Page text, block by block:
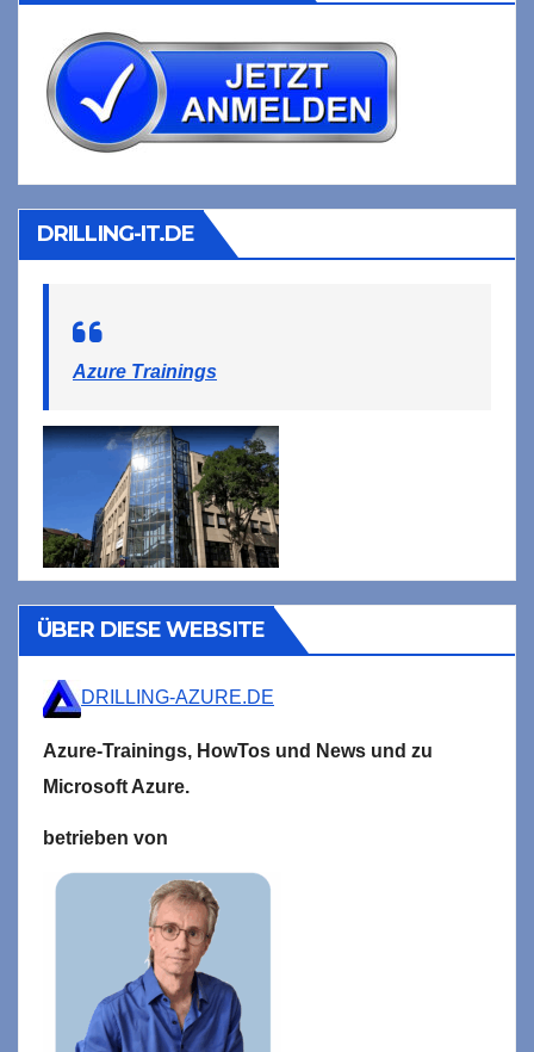
DRILLING-IT.DE
Azure Trainings
ÜBER DIESE WEBSITE
DRILLING-AZURE.DE
Azure-Trainings, HowTos und News und zu
Microsoft Azure.
betrieben von